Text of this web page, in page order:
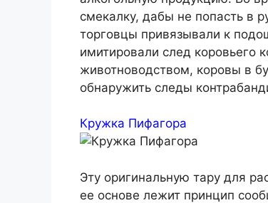
смекалку, дабы не попасть в
торговцы привязывали к
имитировали след коровьего
животноводством, коровы в
обнаружить следы
Кружка Пифагора
Эту оригинальную тару для
ее основе лежит принцип